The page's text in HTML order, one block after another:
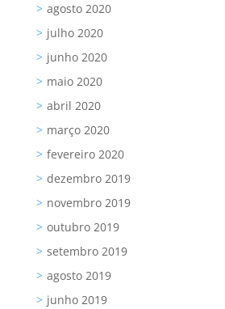
agosto 2020
julho 2020
junho 2020
maio 2020
abril 2020
março 2020
fevereiro 2020
dezembro 2019
novembro 2019
outubro 2019
setembro 2019
agosto 2019
junho 2019